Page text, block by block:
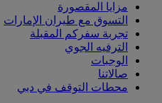
مزايا المقصورة
التسوق مع طيران الإمارات
تجربة سفركم المقبلة
الترفيه الجوي
الوجبات
صالاتنا
محطات التوقف في دبي